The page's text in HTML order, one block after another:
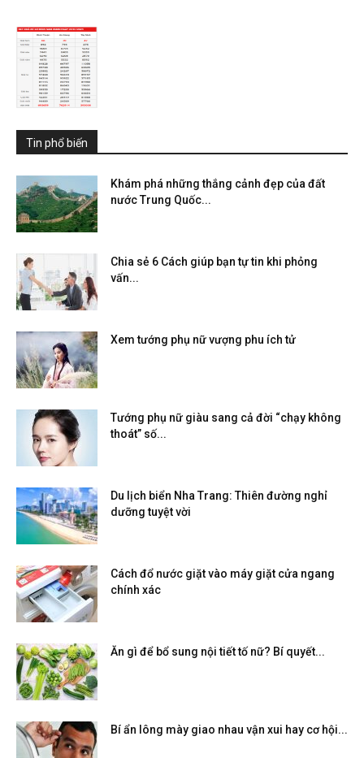
Tin phổ biến
Khám phá những thắng cảnh đẹp của đất
nước Trung Quốc...
Chia sẻ 6 Cách giúp bạn tự tin khi phỏng
vấn...
Xem tướng phụ nữ vượng phu ích tử
Tướng phụ nữ giàu sang cả đời “chạy không
thoát” số...
Du lịch biển Nha Trang: Thiên đường nghỉ
dưỡng tuyệt vời
Cách đổ nước giặt vào máy giặt cửa ngang
chính xác
Ăn gì để bổ sung nội tiết tố nữ? Bí quyết...
Bí ẩn lông mày giao nhau vận xui hay cơ hội...